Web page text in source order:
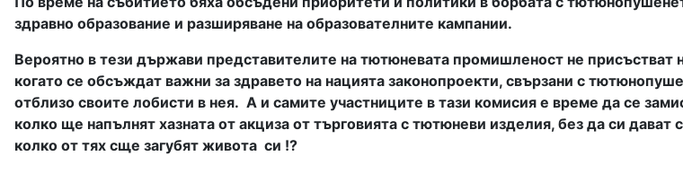
здравно образование и разширяване на образователните кампании.
Вероятно в тези държави представителите на тютюневата промишленост не присъстват
когато се обсъждат важни за здравето на нацията законопроекти, свързани с
отблизо своите лобисти в нея. А и самите участниците в тази комисия е време да се
колко ще напълнят хазната от акциза от търговията с тютюневи изделия, без да си
колко от тях сще загубят живота си !?